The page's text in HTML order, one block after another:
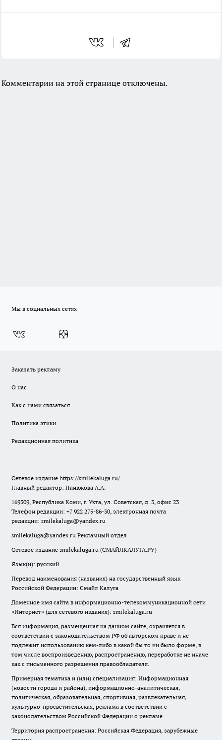
Комментарии на этой странице отключены.
Мы в социальных сетях
Заказать рекламу
О нас
Как с нами связаться
Политика этики
Редакционная политика
Сетевое издание https://smilekaluga.ru/
Главный редактор: Панюкова А.А.
169309, Республика Коми, г. Ухта, ул. Советская, д. 3, офис 23
Телефон редакции: +7 922 275-86-30, электронная почта
редакции: smilekaluga@yandex.ru
smilekaluga@yandex.ru Рекламный отдел
Сетевое издание smilekaluga.ru (СМАЙЛКАЛУГА.РУ)
Язык(и): русский
Перевод наименования (названия) на государственный язык
Российской Федерации: Смайл Калуга
Доменное имя сайта в информационно-телекоммуникационной сети
«Интернет» (для сетевого издания): smilekaluga.ru
Вся информация, размещенная на данном сайте, охраняется в
соответствии с законодательством РФ об авторском праве и не
подлежит использованию кем-либо в какой бы то ни было форме, в
том числе воспроизведению, распространению, переработке не иначе
как с письменного разрешения правообладателя.
Примерная тематика и (или) специализация: Информационная
(новости города и района), информационно-аналитическая,
политическая, образовательная, спортивная, развлекательная,
культурно-просветительская, реклама в соответствии с
законодательством Российской Федерации о рекламе
Территория распространения: Российская Федерация, зарубежные